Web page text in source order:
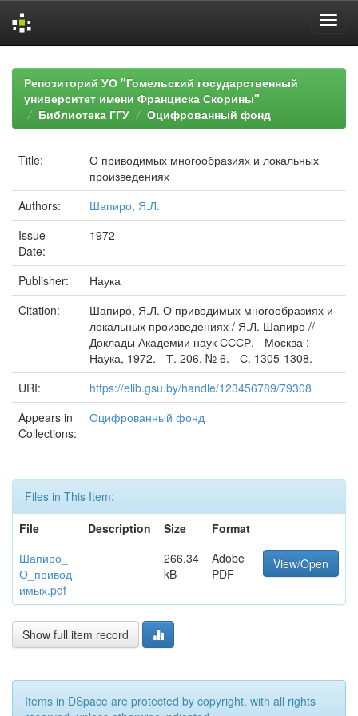
navigationРепозиторий УО "Гомельский государственный
университет имени Франциска Скорины"
Библиотека ГГУ
Оцифрованный фонд
Title:
О приводимых многообразиях и локальных
произведениях
Authors:
Шапиро, Я.Л.
Issue
Date:
1972
Publisher:
Наука
Citation:
Шапиро, Я.Л. О приводимых многообразиях и
локальных произведениях / Я.Л. Шапиро //
Доклады Академии наук СССР. - Москва :
Наука, 1972. - Т. 206, № 6. - С. 1305-1308.
URI:
https://elib.gsu.by/handle/123456789/79308
Appears in
Collections:
Оцифрованный фонд
Files in This Item:
File
Description Size
Format
Шапиро_
О_привод
имых.pdf
266.34
kB
Adobe
PDF
View/Open
Show full item record
Items in DSpace are protected by copyright, with all rights